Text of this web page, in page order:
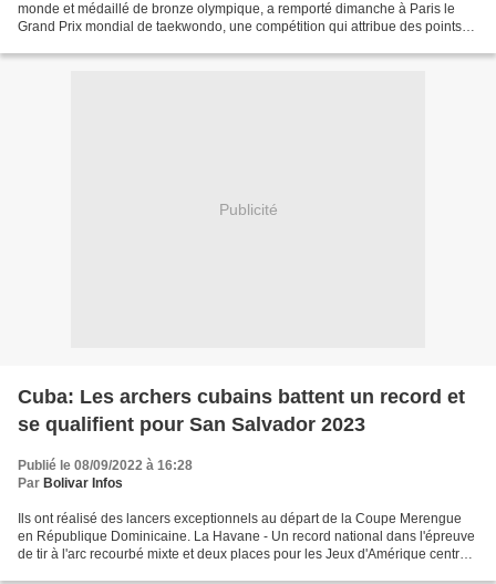
monde et médaillé de bronze olympique, a remporté dimanche à Paris le
Grand Prix mondial de taekwondo, une compétition qui attribue des points
Publicité
Cuba: Les archers cubains battent un record et
se qualifient pour San Salvador 2023
Publié le 08/09/2022 à 16:28
Par Bolivar Infos
Ils ont réalisé des lancers exceptionnels au départ de la Coupe Merengue
en République Dominicaine. La Havane - Un record national dans l'épreuve
de tir à l'arc recourbé mixte et deux places pour les Jeux d'Amérique centrale